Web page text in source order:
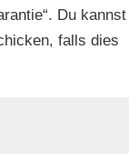
Du kannst
falls dies